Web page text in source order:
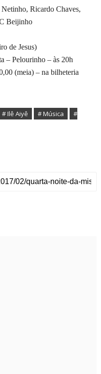
Ricardo Chaves,
Beijinho
de Jesus)
– Pelourinho – às 20h
(meia) – na bilheteria
# Ilê Aiyê # ‏Música
#